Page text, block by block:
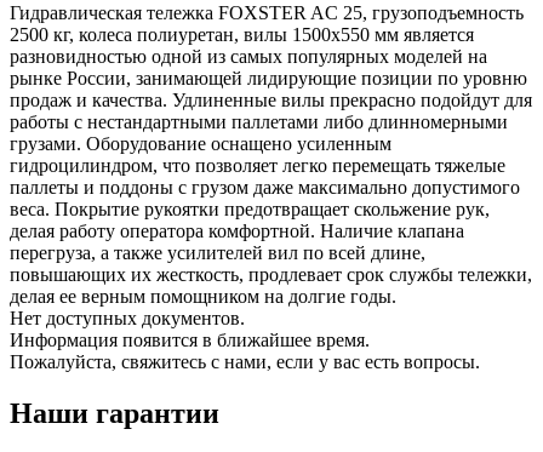
Гидравлическая тележка FOXSTER AC 25, грузоподъемность
2500 кг, колеса полиуретан, вилы 1500x550 мм является
разновидностью одной из самых популярных моделей на
рынке России, занимающей лидирующие позиции по уровню
продаж и качества. Удлиненные вилы прекрасно подойдут для
работы с нестандартными паллетами либо длинномерными
грузами. Оборудование оснащено усиленным
гидроцилиндром, что позволяет легко перемещать тяжелые
паллеты и поддоны с грузом даже максимально допустимого
веса. Покрытие рукоятки предотвращает скольжение рук,
делая работу оператора комфортной. Наличие клапана
перегруза, а также усилителей вил по всей длине,
повышающих их жесткость, продлевает срок службы тележки,
делая ее верным помощником на долгие годы.
Нет доступных документов.
Информация появится в ближайшее время.
Пожалуйста, свяжитесь с нами, если у вас есть вопросы.
Наши гарантии